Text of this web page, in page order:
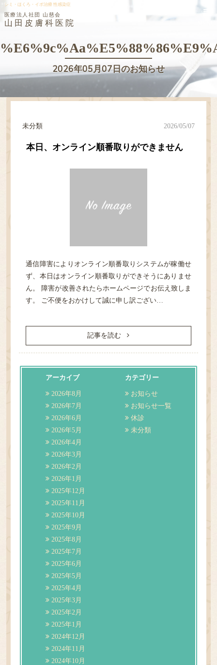
シミ・ほくろ・イボ治療 性感染症
医療法人社団 山慈会
山田皮膚科医院
2026年05月07日のお知らせ
本日、オンライン順番取りができません
未分類 2026/05/07
通信障害によりオンライン順番取りシステムが稼働せ
ず、本日はオンライン順番取りができそうにありませ
ん。 障害が改善されたらホームページでお伝え致しま
す。 ご不便をおかけして誠に申し訳ござい…
記事を読む
アーカイブ
2026年8月
2026年7月
2026年6月
2026年5月
2026年4月
2026年3月
2026年2月
2026年1月
2025年12月
2025年11月
2025年10月
2025年9月
2025年8月
2025年7月
2025年6月
2025年5月
2025年4月
2025年3月
2025年2月
2025年1月
2024年12月
2024年11月
2024年10月
カテゴリー
お知らせ
お知らせ一覧
休診
未分類
HOME
診療案内
医院紹介
性感染症
検査
アクセス・担当医表
ご予約／順番どり